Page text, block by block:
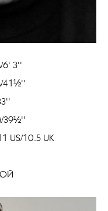
6' 3''
41½''
39½''
US/10.5 UK